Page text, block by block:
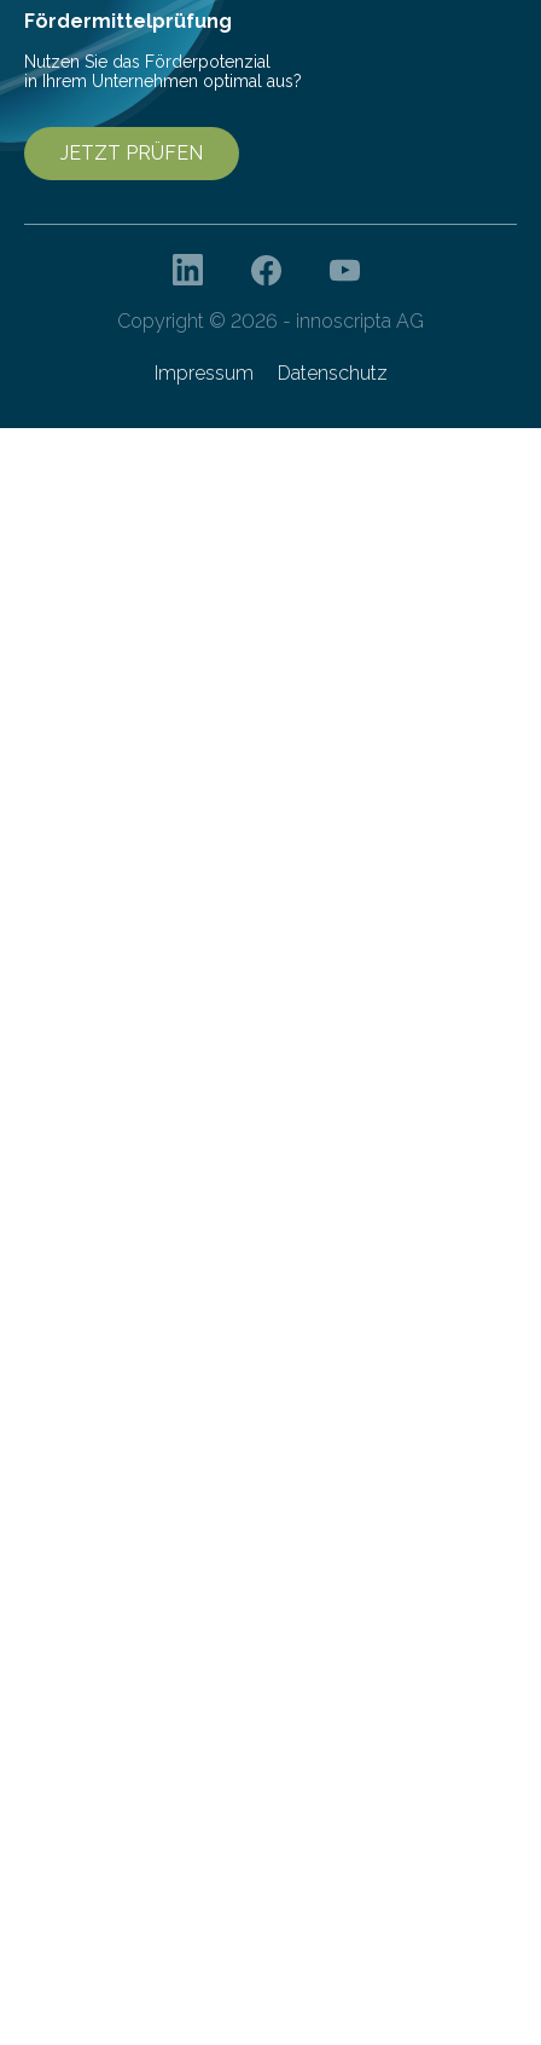
Fördermittelprüfung
Nutzen Sie das Förderpotenzial
in Ihrem Unternehmen optimal aus?
JETZT PRÜFEN
Copyright © 2026 - innoscripta AG
Impressum Datenschutz